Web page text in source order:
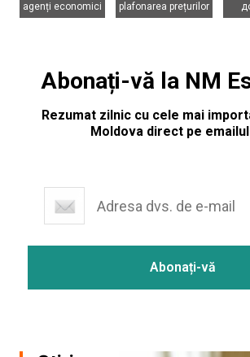
agenți economici
plafonarea prețurilor
Abonați-vă la NM
Rezumat zilnic cu cele mai
Moldova direct pe